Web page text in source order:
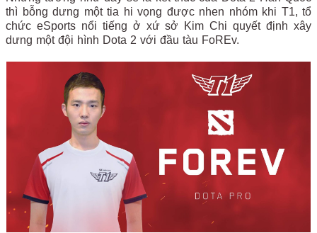
thì bỗng dưng một tia hi vọng được nhen nhóm khi T1, tổ
chức eSports nổi tiếng ở xứ sở Kim Chi quyết định xây
dưng một đội hình Dota 2 với đầu tàu FoREv.